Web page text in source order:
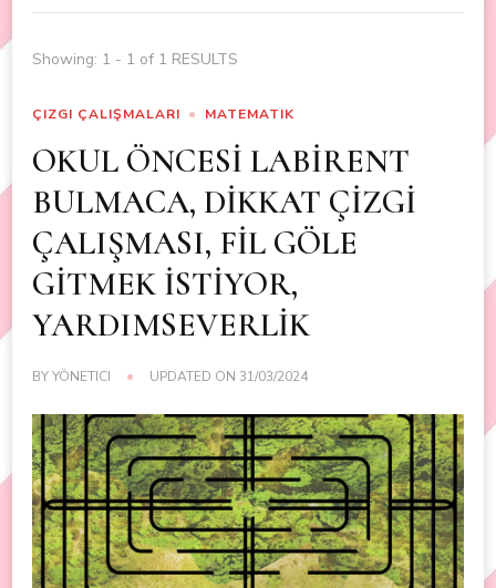
Showing: 1 - 1 of 1 RESULTS
ÇIZGI ÇALIŞMALARI MATEMATIK
OKUL ÖNCESİ LABİRENT
BULMACA, DİKKAT ÇİZGİ
ÇALIŞMASI, FİL GÖLE
GİTMEK İSTİYOR,
YARDIMSEVERLİK
BYYÖNETICI UPDATED ON 31/03/2024